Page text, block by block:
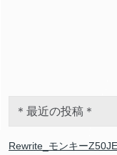
＊最近の投稿＊
Rewrite_モンキー